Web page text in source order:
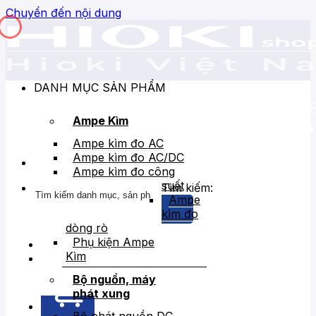
Chuyển đến nội dung
Tìm kiếm:
DANH MỤC SẢN PHẨM
Ampe Kìm
Ampe kìm đo AC
Ampe kìm đo AC/DC
Ampe kìm đo công
suất
Ampe
kìm đo
dòng rò
Phụ kiện Ampe
Kìm
Bộ nguồn, máy
phát xung